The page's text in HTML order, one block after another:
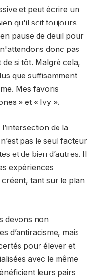
et peut écrire un
qu'il soit toujours
pause de deuil pour
donc pas
si tôt. Malgré cela,
que suffisamment
Mes favoris
» et « Ivy ».
de la
pas le seul facteur
et de bien d’autres. Il
expériences
créent, tant sur le plan
devons non
d’antiracisme, mais
pour élever et
avec le même
leurs pairs